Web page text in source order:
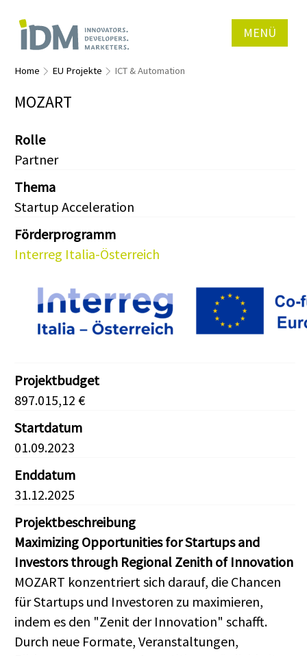
MENÜ
Home EU Projekte ICT & Automation
MOZART
Rolle
Partner
Thema
Startup Acceleration
Förderprogramm
Interreg Italia-Österreich
Projektbudget
897.015,12 €
Startdatum
01.09.2023
Enddatum
31.12.2025
Projektbeschreibung
Maximizing Opportunities for Startups and
Investors through Regional Zenith of Innovation
MOZART konzentriert sich darauf, die Chancen
für Startups und Investoren zu maximieren,
indem es den "Zenit der Innovation" schafft.
Durch neue Formate, Veranstaltungen,